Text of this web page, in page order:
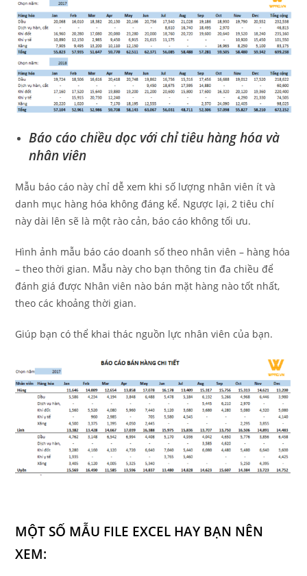
Báo cáo chiều dọc với chỉ tiêu hàng hóa và
nhân viên
Mẫu báo cáo này chỉ dễ xem khi số lượng nhân viên ít và
danh mục hàng hóa không đáng kể. Ngược lại, 2 tiêu chí
này dài lên sẽ là một rào cản, báo cáo không tối ưu.
Hình ảnh mẫu báo cáo doanh số theo nhân viên – hàng hóa
– theo thời gian. Mẫu này cho bạn thông tin đa chiều để
đánh giá được Nhân viên nào bán mặt hàng nào tốt nhất,
theo các khoảng thời gian.
Giúp bạn có thể khai thác nguồn lực nhân viên của bạn.
MỘT SỐ MẪU FILE EXCEL HAY BẠN NÊN
XEM: